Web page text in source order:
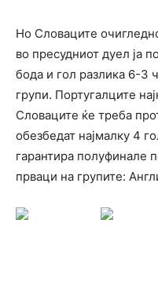
Но Словаците
во пресудниот дуел ја
бода и гол разлика 6-3
групи. Португалците
Словаците ќе треба
обезбедат најмалку 4
гарантира полуфинале
прваци на групите: